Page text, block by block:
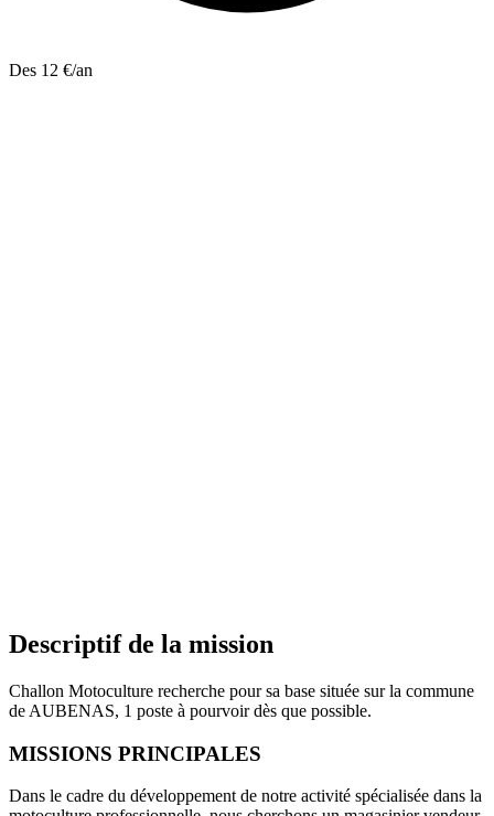
Des 12 €/an
Descriptif de la mission
Challon Motoculture recherche pour sa base située sur la commune
de AUBENAS, 1 poste à pourvoir dès que possible.
MISSIONS PRINCIPALES
Dans le cadre du développement de notre activité spécialisée dans la